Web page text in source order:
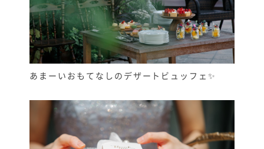
あまーいおもてなしのデザートビュッフェ✨